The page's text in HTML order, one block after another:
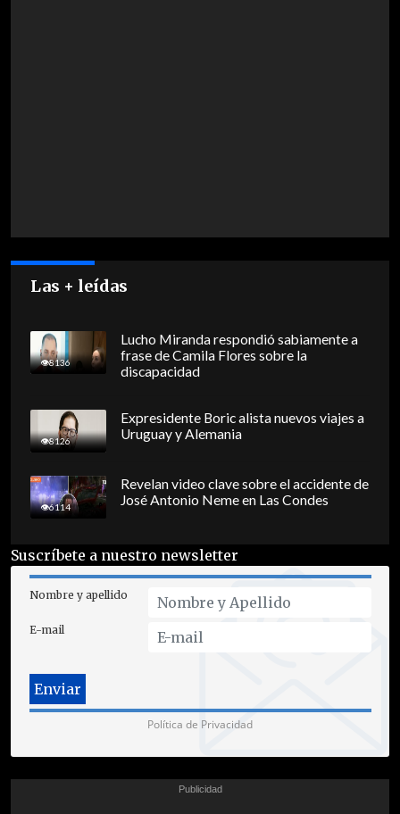
Las + leídas
8136
Lucho Miranda respondió sabiamente a
frase de Camila Flores sobre la
discapacidad
8126
Expresidente Boric alista nuevos viajes a
Uruguay y Alemania
6114
Revelan video clave sobre el accidente de
José Antonio Neme en Las Condes
Suscríbete a nuestro newsletter
Nombre y apellido
E-mail
Política de Privacidad